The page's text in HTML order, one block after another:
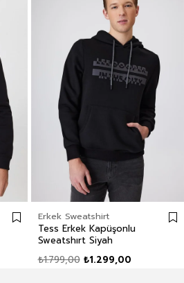
Erkek Sweatshirt
Tess Erkek Kapüşonlu
Sweatshırt Siyah
₺1.299,00
₺1.799,00